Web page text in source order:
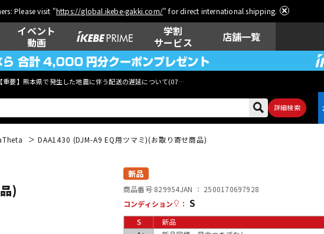
Please visit "https://global.ikebe-gakki.com/" for direct international shipping.
イベント
動画
学割
サービス
店舗一覧
【重要】熊本県で発生した地震に伴う配送の遅延について(07月29日
詳細検索
ウクレレ
その他楽器
DAA1430 (DJM-A9 EQ用ツマミ)(お取り寄せ商品)
)
新品
商品番号 829954JAN ： 2500170697928
コンディション
： S